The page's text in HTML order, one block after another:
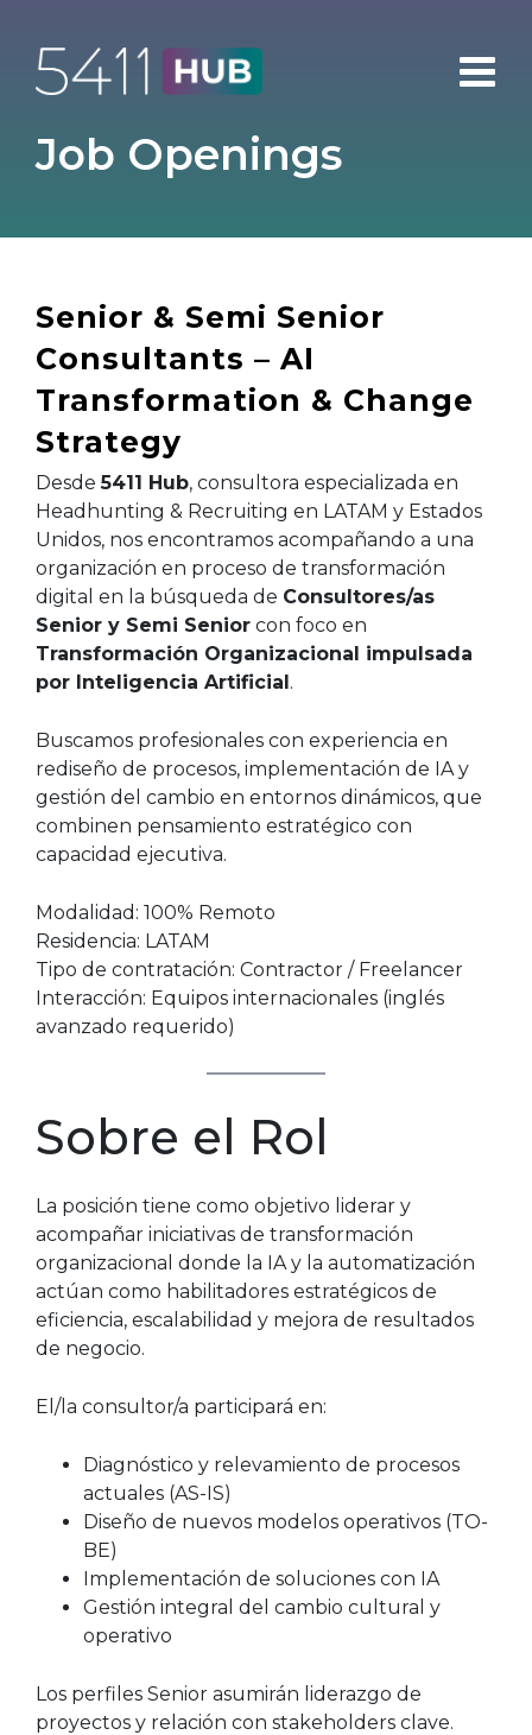
content
Job Openings
Senior & Semi Senior
Consultants – AI
Transformation & Change
Strategy
Desde5411 Hub, consultora especializada en
Headhunting & Recruiting en LATAM y Estados
Unidos, nos encontramos acompañando a una
organización en proceso de transformación
digital en la búsqueda de Consultores/as
Senior y Semi Senior con foco en
Transformación Organizacional impulsada
por Inteligencia Artificial.
Buscamos profesionales con experiencia en
rediseño de procesos, implementación de IA y
gestión del cambio en entornos dinámicos, que
combinen pensamiento estratégico con
capacidad ejecutiva.
Modalidad: 100% Remoto
Residencia: LATAM
Tipo de contratación: Contractor / Freelancer
Interacción: Equipos internacionales (inglés
avanzado requerido)
Sobre el Rol
La posición tiene como objetivo liderar y
acompañar iniciativas de transformación
organizacional donde la IA y la automatización
actúan como habilitadores estratégicos de
eficiencia, escalabilidad y mejora de resultados
de negocio.
El/la consultor/a participará en:
Diagnóstico y relevamiento de procesos
actuales (AS-IS)
Diseño de nuevos modelos operativos (TO-
BE)
Implementación de soluciones con IA
Gestión integral del cambio cultural y
operativo
Los perfiles Senior asumirán liderazgo de
proyectos y relación con stakeholders clave.